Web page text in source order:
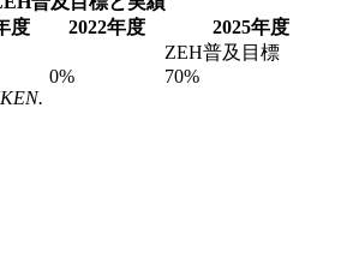
度 2022年度
2025年度
ZEH普及目標
0%
70%